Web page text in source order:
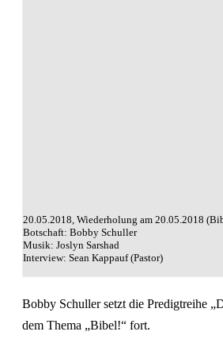
20.05.2018, Wiederholung am 20.05.2018
Botschaft: Bobby Schuller
Musik: Joslyn Sarshad
Interview: Sean Kappauf (Pastor)
Bobby Schuller setzt die Predigtreihe
dem Thema „Bibel!“ fort.